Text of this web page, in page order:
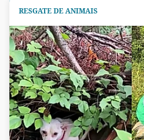
RESGATE DE ANIMAIS